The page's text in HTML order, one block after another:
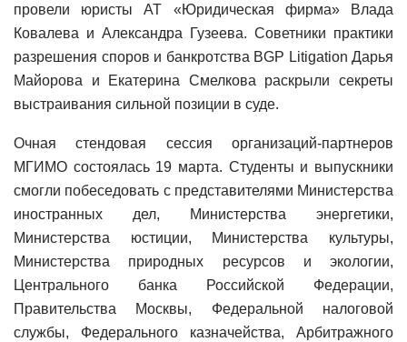
провели юристы AT «Юридическая фирма» Влада
Ковалева и Александра Гузеева. Советники практики
разрешения споров и банкротства BGP Litigation Дарья
Майорова и Екатерина Смелкова раскрыли секреты
выстраивания сильной позиции в суде.
Очная стендовая сессия организаций-партнеров
МГИМО состоялась 19 марта. Студенты и выпускники
смогли побеседовать с представителями Министерства
иностранных дел, Министерства энергетики,
Министерства юстиции, Министерства культуры,
Министерства природных ресурсов и экологии,
Центрального банка Российской Федерации,
Правительства Москвы, Федеральной налоговой
службы, Федерального казначейства, Арбитражного